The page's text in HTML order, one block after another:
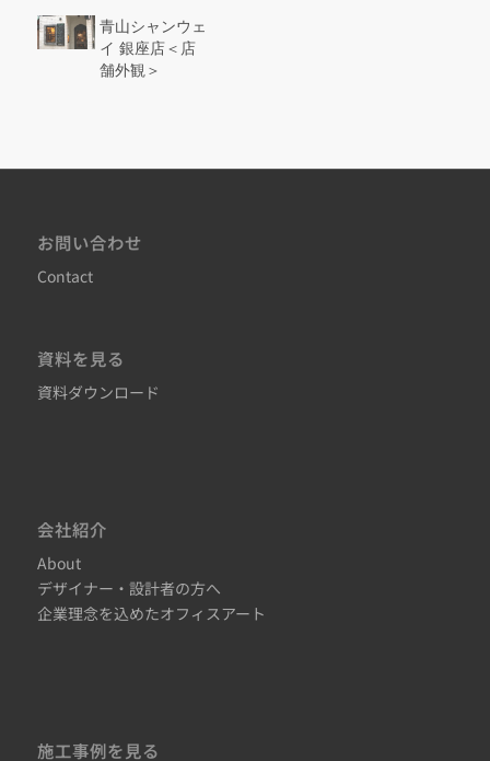
青山シャンウェ
イ 銀座店＜店
舗外観＞
お問い合わせ
Contact
資料を見る
資料ダウンロード
会社紹介
About
デザイナー・設計者の方へ
企業理念を込めたオフィスアート
施工事例を見る